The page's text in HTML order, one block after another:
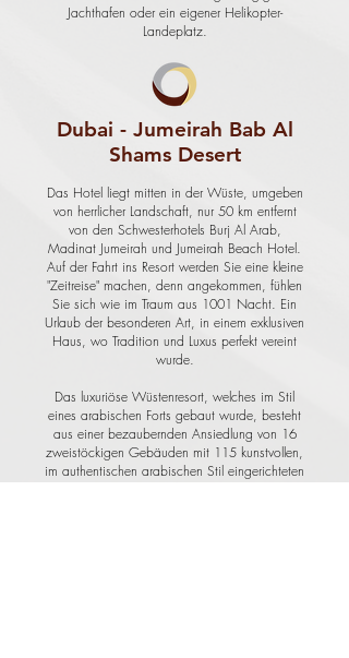
Jachthafen oder ein eigener Helikopter-
Landeplatz.
Dubai - Jumeirah Bab Al
Shams Desert
Das Hotel liegt mitten in der Wüste, umgeben
von herrlicher Landschaft, nur 50 km entfernt
von den Schwesterhotels Burj Al Arab,
Madinat Jumeirah und Jumeirah Beach Hotel.
Auf der Fahrt ins Resort werden Sie eine kleine
"Zeitreise" machen, denn angekommen, fühlen
Sie sich wie im Traum aus 1001 Nacht. Ein
Urlaub der besonderen Art, in einem exklusiven
Haus, wo Tradition und Luxus perfekt vereint
wurde.
Das luxuriöse Wüstenresort, welches im Stil
eines arabischen Forts gebaut wurde, besteht
aus einer bezaubernden Ansiedlung von 16
zweistöckigen Gebäuden mit 115 kunstvollen,
im authentischen arabischen Stil eingerichteten